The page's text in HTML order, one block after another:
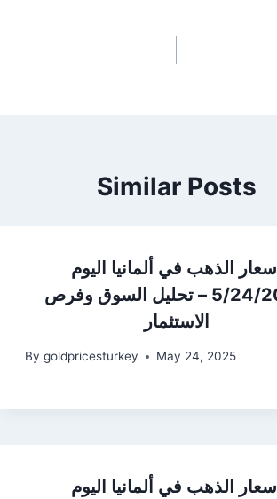
Similar Posts
أسعار الذهب في ألمانيا اليوم
5/24/2025 – تحليل السوق وفرص
الاستثمار
By goldpricesturkey May 24, 2025
أسعار الذهب في ألمانيا اليوم